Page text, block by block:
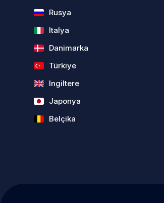
Rusya
Italya
Danimarka
Türkiye
Ingiltere
Japonya
Belçika